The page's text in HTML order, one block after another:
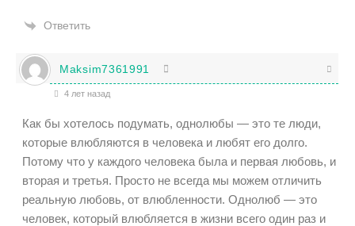
Ответить
Maksim7361991
4 лет назад
Как бы хотелось подумать, однолюбы — это те люди,
которые влюбляются в человека и любят его долго.
Потому что у каждого человека была и первая любовь, и
вторая и третья. Просто не всегда мы можем отличить
реальную любовь, от влюбленности. Однолюб — это
человек, который влюбляется в жизни всего один раз и